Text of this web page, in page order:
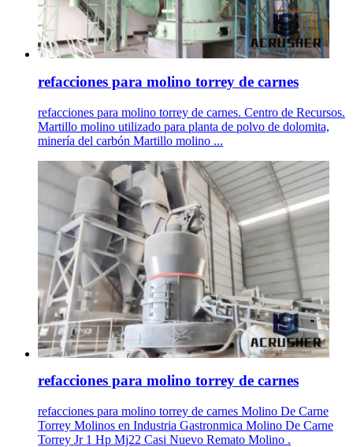
refacciones para molino torrey de carnes
refacciones para molino torrey de carnes. Centro de Recursos.
Martillo molino utilizado para planta de polvo de dolomita,
minería del carbón Martillo molino ...
refacciones para molino torrey de carnes
refacciones para molino torrey de carnes Molino De Carne
Torrey Molinos en Industria Gastronmica Molino De Carne
Torrey Jr 1 Hp Mj22 Casi Nuevo Remato Molino .